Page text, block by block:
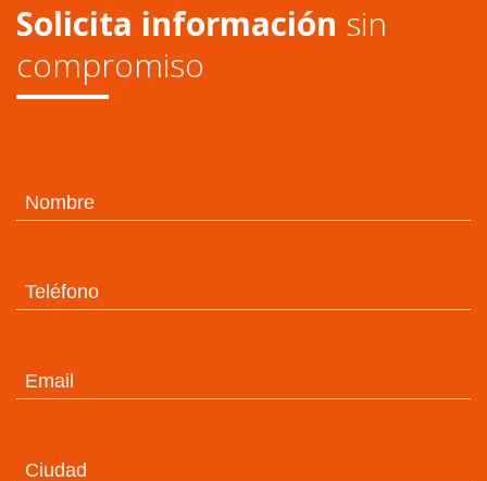
Solicita información sin
compromiso